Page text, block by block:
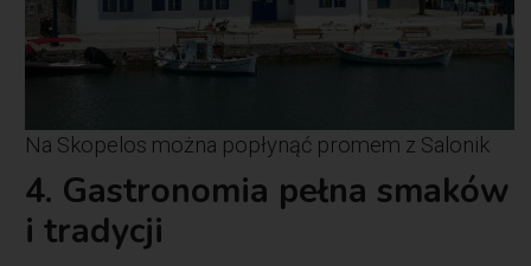
Na Skopelos można popłynąć promem z Salonik
4. Gastronomia pełna smaków
i tradycji